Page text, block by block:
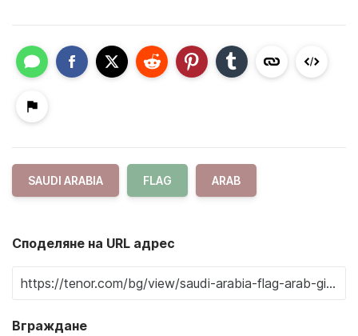
SAUDI ARABIA FLAG ARAB
Споделяне на URL адрес
Вграждане